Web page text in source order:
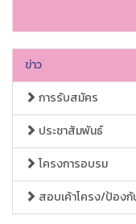
ข่าว
การรับสมัคร
ประชาสัมพันธ์
โครงการอบรม
สอบเค้าโครง/ป้อง